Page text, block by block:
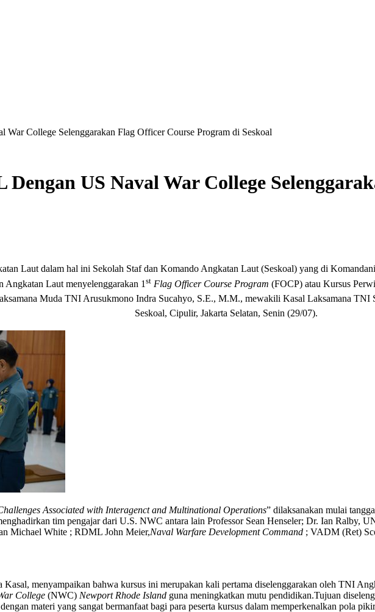
College Selenggarakan Flag Officer Course Program di Seskoal
US Naval War College
Laut dalam hal ini Sekolah Staf dan Komando Angkatan Laut (Seskoal) yang di
Laut menyelenggarakan 1 st Flag Officer Course Program (FOCP) atau Kursus
Muda TNI Arusukmono Indra Sucahyo, S.E., M.M., mewakili Kasal Laksamana
Seskoal, Cipulir, Jakarta Selatan, Senin (29/07).
Associated with Interagenct and Multinational Operations” dilaksanakan mulai
tim pengajar dari U.S. NWC antara lain Professor Sean Henseler; Dr. Ian Ralby,
Michael White ; RDML John Meier,Naval Warfare Development Command ; VADM (Ret)
menyampaikan bahwa kursus ini merupakan kali pertama diselenggarakan oleh TNI
College (NWC) Newport Rhode Island guna meningkatkan mutu pendidikan.Tujuan
materi yang sangat bermanfaat bagi para peserta kursus dalam memperkenalkan pola